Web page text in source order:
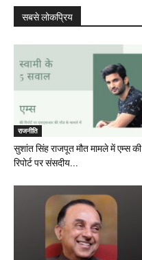
सबसे लोकप्रिय
राजनीति
सुशांत सिंह राजपूत मौत मामले में एम्स की
रिपोर्ट पर संसदीय...